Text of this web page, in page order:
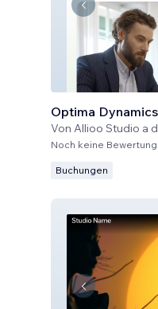
Optima
Von Allioo Studio a
Noch keine
Buchungen